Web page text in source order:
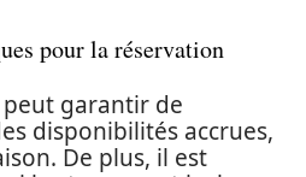
pour la réservation
peut garantir de
disponibilités accrues,
De plus, il est